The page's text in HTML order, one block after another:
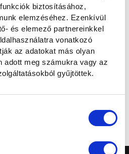
biztosításához,
elemzéséhez. Ezenkívül
és elemező partnereinkkel
vonatkozó
az adatokat más olyan
adott meg számukra vagy az
gyűjtöttek.
adataim kezeléséhez az
Elküldöm